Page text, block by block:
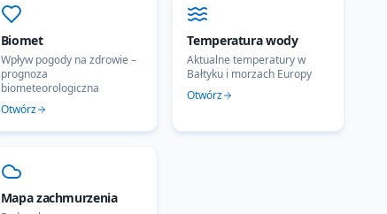
Biomet
Wpływ pogody na zdrowie –
prognoza
biometeorologiczna
Otwórz
Temperatura wody
Aktualne temperatury w
Bałtyku i morzach Europy
Otwórz
Mapa zachmurzenia